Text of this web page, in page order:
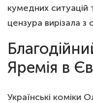
кумедних ситуацій
цензура вирізала
Яремія в
Українські коміки